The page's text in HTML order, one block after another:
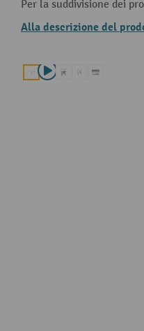
Per la suddivisione dei
Alla descrizione del